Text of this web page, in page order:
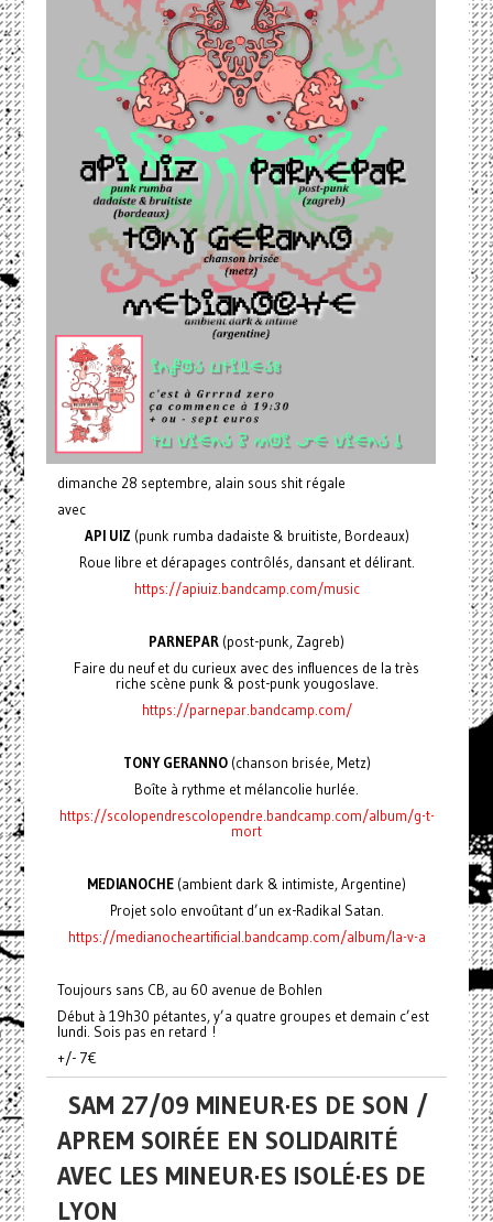
dimanche 28 septembre, alain sous shit régale
avec
API UIZ (punk rumba dadaiste & bruitiste, Bordeaux)
Roue libre et dérapages contrôlés, dansant et délirant.
https://apiuiz.bandcamp.com/music
PARNEPAR (post-punk, Zagreb)
Faire du neuf et du curieux avec des influences de la très
riche scène punk & post-punk yougoslave.
https://parnepar.bandcamp.com/
TONY GERANNO(chanson brisée, Metz)
Boîte à rythme et mélancolie hurlée.
https://scolopendrescolopendre.bandcamp.com/album/g-t-
mort
MEDIANOCHE (ambient dark & intimiste, Argentine)
Projet solo envoûtant d’un ex-Radikal Satan.
https://medianocheartificial.bandcamp.com/album/la-v-a
Toujours sans CB, au 60 avenue de Bohlen
Début à 19h30 pétantes, y’a quatre groupes et demain c’est
lundi. Sois pas en retard !
+/- 7€
SAM 27/09 MINEUR·ES DE SON /
APREM SOIRÉE EN SOLIDAIRITÉ
AVEC LES MINEUR·ES ISOLÉ·ES DE
LYON